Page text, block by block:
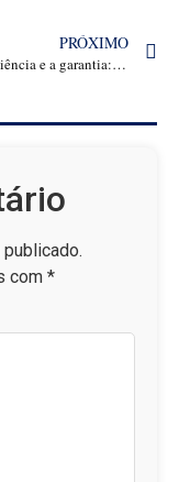
PRÓXIMO
Entre a eficiência e a garantia: o novo equilíbrio do processo penal no combate à lavagem de dinheiro
com *